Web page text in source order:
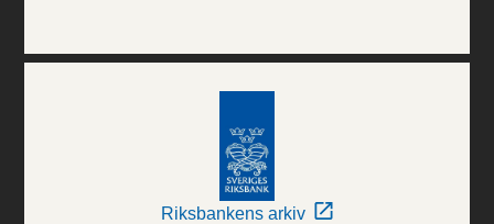
Riksbankens arkiv